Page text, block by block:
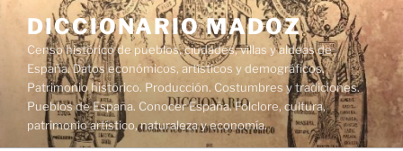
contenido
DICCIONARIO MADOZ
Censo histórico de pueblos, ciudades, villas y aldeas de
España. Datos económicos, artísticos y demográficos.
Patrimonio histórico. Producción. Costumbres y tradiciones.
Pueblos de España. Conocer España. Folclore, cultura,
patrimonio artístico, naturaleza y economía.